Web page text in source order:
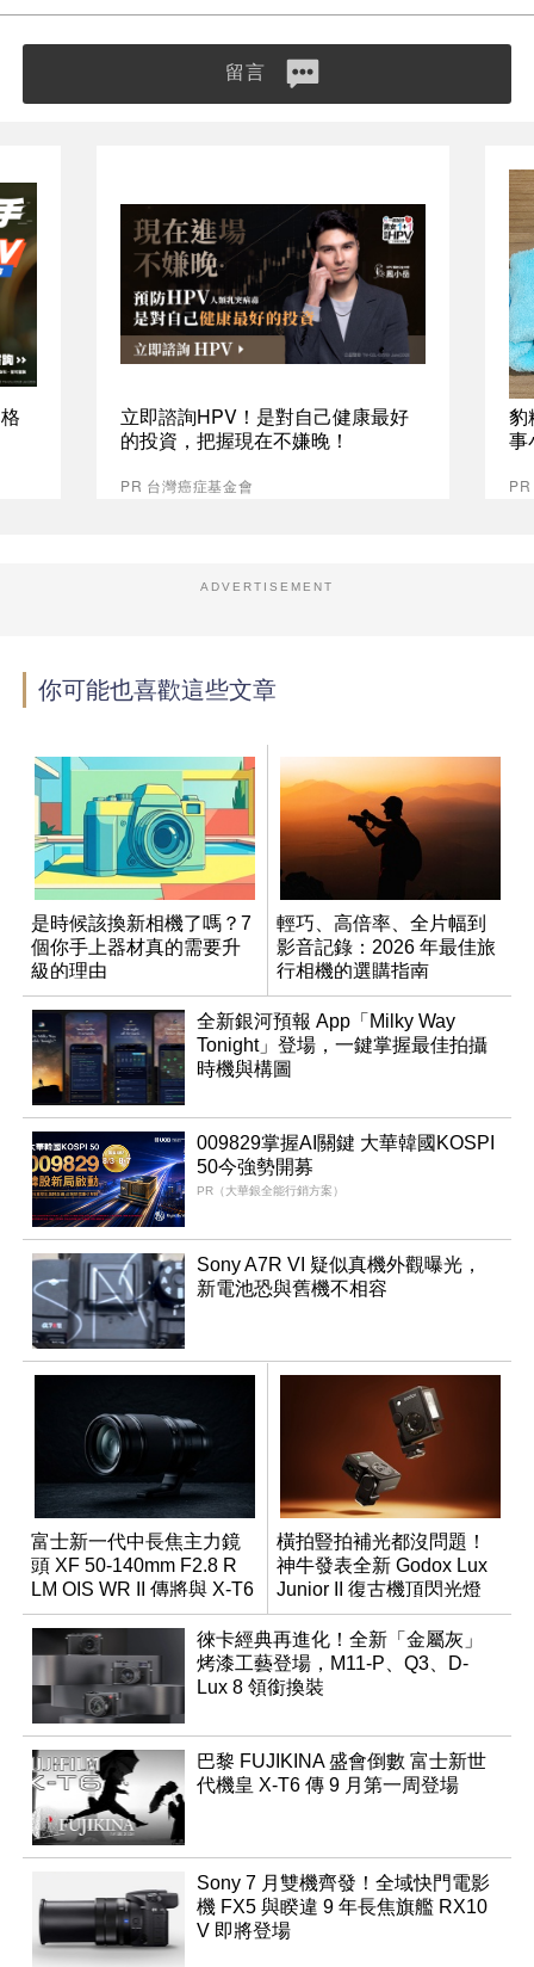
留言
立即諮詢HPV！是對自己健康最好
的投資，把握現在不嫌晚！
PR 台灣癌症基金會
豹
事
ADVERTISEMENT
你可能也喜歡這些文章
是時候該換新相機了嗎？7
個你手上器材真的需要升
級的理由
輕巧、高倍率、全片幅到
影音記錄：2026 年最佳旅
行相機的選購指南
全新銀河預報 App「Milky Way
Tonight」登場，一鍵掌握最佳拍攝
時機與構圖
009829掌握AI關鍵 大華韓國KOSPI
50今強勢開募
PR（大華銀全能行銷方案）
Sony A7R VI 疑似真機外觀曝光，
新電池恐與舊機不相容
富士新一代中長焦主力鏡
頭 XF 50-140mm F2.8 R
LM OIS WR II 傳將與 X-T6
同步亮相
橫拍豎拍補光都沒問題！
神牛發表全新 Godox Lux
Junior II 復古機頂閃光燈
徠卡經典再進化！全新「金屬灰」
烤漆工藝登場，M11-P、Q3、D-
Lux 8 領銜換裝
巴黎 FUJIKINA 盛會倒數 富士新世
代機皇 X-T6 傳 9 月第一周登場
Sony 7 月雙機齊發！全域快門電影
機 FX5 與睽違 9 年長焦旗艦 RX10
V 即將登場